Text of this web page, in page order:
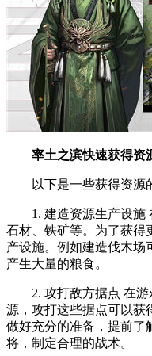
率土之滨快速获得资
以下是一些获得资源
1. 建造资源生产设施
石材、铁矿等。为了获得
产设施。例如建造伐木场
产生大量的粮食。
2. 攻打敌方据点 在游
源，攻打这些据点可以获
做好充分的准备，提前了
将，制定合理的战术。